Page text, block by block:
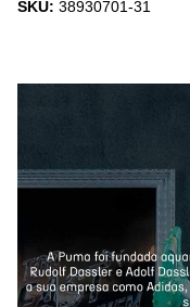
SKU: 38930701-31